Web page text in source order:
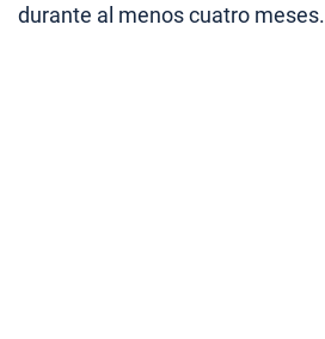
durante al menos cuatro meses.